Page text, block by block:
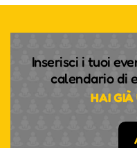
Inserisci i tuoi
calendario di
HAI GIÀ